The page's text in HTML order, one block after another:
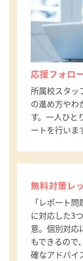
応援フォロ
所属校スタッ
の進め方やわ
す。一人ひと
ートを行いま
無料対策レ
「レポート
に対応した3
意。個別対応
もできるので
確なアドバイ